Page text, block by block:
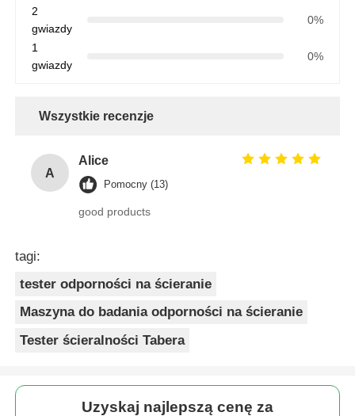
2
gwiazdy
0%
1
gwiazdy
0%
Wszystkie recenzje
A
Alice
Pomocny (13)
good products
tagi:
tester odporności na ścieranie
Maszyna do badania odporności na ścieranie
Tester ścieralności Tabera
Uzyskaj najlepszą cenę za